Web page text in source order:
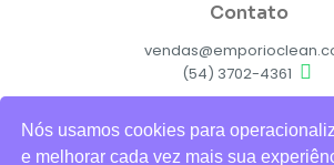
Contato
(54) 3702-4361
Nós usamos cookies para
e melhorar cada vez mais sua